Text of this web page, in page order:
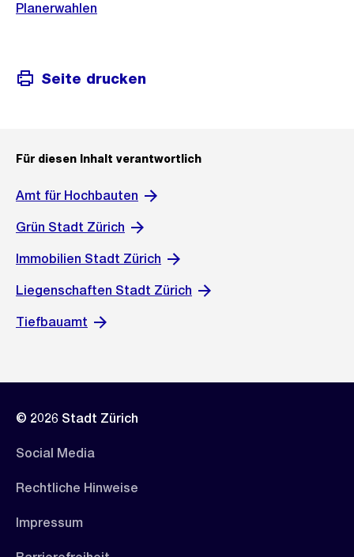
Planerwahlen
Seite drucken
Für diesen Inhalt verantwortlich
Amt für Hochbauten
Grün Stadt Zürich
Immobilien Stadt Zürich
Liegenschaften Stadt Zürich
Tiefbauamt
© 2026 Stadt Zürich
Social Media
Rechtliche Hinweise
Impressum